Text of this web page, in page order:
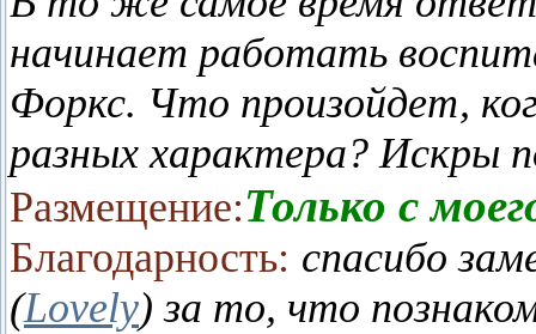
начинает работать
Форкс. Что произойдет,
разных характера? Искры
Размещение:Только с
Благодарность: спасибо
(Lovely) за то, что